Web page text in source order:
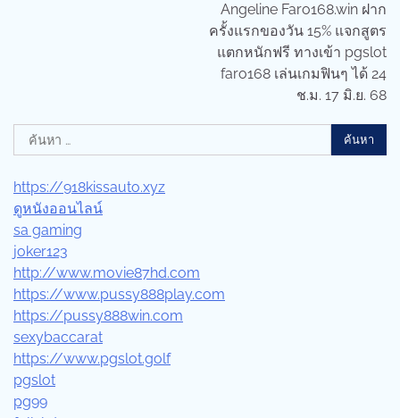
Angeline Faro168.win ฝาก
ครั้งแรกของวัน 15% แจกสูตร
แตกหนักฟรี ทางเข้า pgslot
faro168 เล่นเกมฟินๆ ได้ 24
ช.ม. 17 มิ.ย. 68
ค้นหา
สำหรับ:
https://918kissauto.xyz
ดูหนังออนไลน์
sa gaming
joker123
http://www.movie87hd.com
https://www.pussy888play.com
https://pussy888win.com
sexybaccarat
https://www.pgslot.golf
pgslot
pg99